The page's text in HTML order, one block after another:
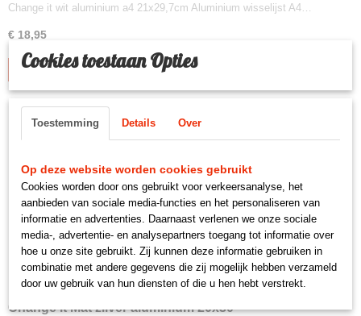
Change it wit aluminium a4 21x29,7cm Aluminium wisselijst A4…
€ 18,95
IN WINKELWAGEN
Change it Mat zilver aluminium 20x30
Cookies toestaan Opties
Toestemming Details Over
Op deze website worden cookies gebruikt
Cookies worden door ons gebruikt voor verkeersanalyse, het
aanbieden van sociale media-functies en het personaliseren van
informatie en advertenties. Daarnaast verlenen we onze sociale
media-, advertentie- en analysepartners toegang tot informatie over
hoe u onze site gebruikt. Zij kunnen deze informatie gebruiken in
combinatie met andere gegevens die zij mogelijk hebben verzameld
door uw gebruik van hun diensten of die u hen hebt verstrekt.